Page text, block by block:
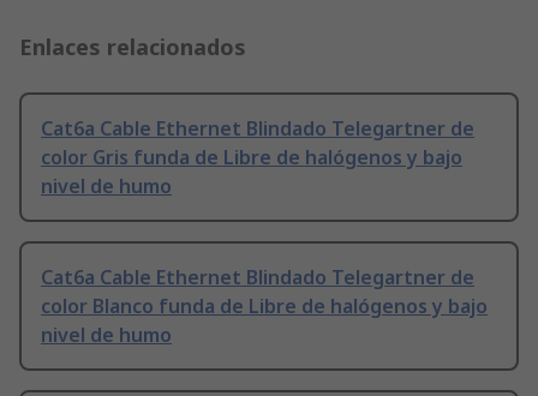
Enlaces relacionados
Cat6a Cable Ethernet Blindado Telegartner de
color Gris funda de Libre de halógenos y bajo
nivel de humo
Cat6a Cable Ethernet Blindado Telegartner de
color Blanco funda de Libre de halógenos y bajo
nivel de humo